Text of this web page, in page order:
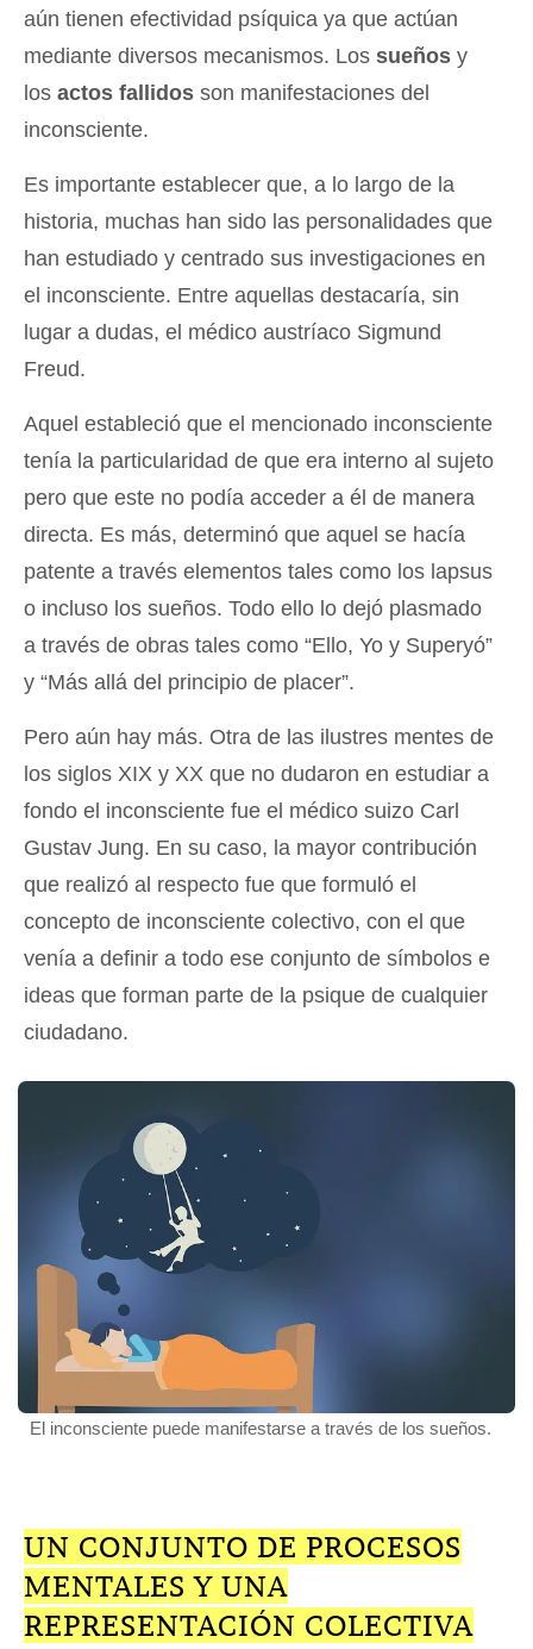
aún tienen efectividad psíquica ya que actúan
mediante diversos mecanismos. Los sueños y
los actos fallidos son manifestaciones del
inconsciente.
Es importante establecer que, a lo largo de la
historia, muchas han sido las personalidades que
han estudiado y centrado sus investigaciones en
el inconsciente. Entre aquellas destacaría, sin
lugar a dudas, el médico austríaco Sigmund
Freud.
Aquel estableció que el mencionado inconsciente
tenía la particularidad de que era interno al sujeto
pero que este no podía acceder a él de manera
directa. Es más, determinó que aquel se hacía
patente a través elementos tales como los lapsus
o incluso los sueños. Todo ello lo dejó plasmado
a través de obras tales como “Ello, Yo y Superyó”
y “Más allá del principio de placer”.
Pero aún hay más. Otra de las ilustres mentes de
los siglos XIX y XX que no dudaron en estudiar a
fondo el inconsciente fue el médico suizo Carl
Gustav Jung. En su caso, la mayor contribución
que realizó al respecto fue que formuló el
concepto de inconsciente colectivo, con el que
venía a definir a todo ese conjunto de símbolos e
ideas que forman parte de la psique de cualquier
ciudadano.
El inconsciente puede manifestarse a través de los sueños.
UN CONJUNTO DE PROCESOS
MENTALES Y UNA
REPRESENTACIÓN COLECTIVA